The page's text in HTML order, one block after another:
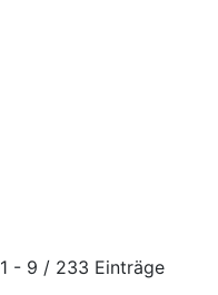
1 - 9 / 233 Einträge